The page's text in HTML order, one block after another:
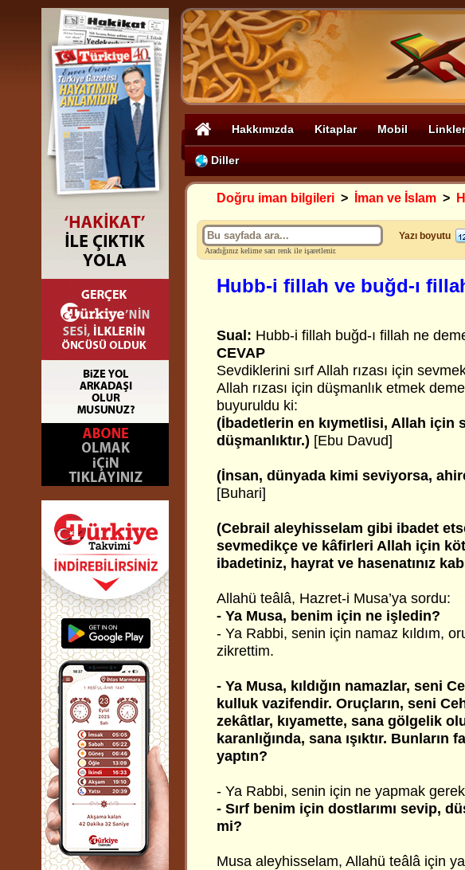
Hakkımızda Kitaplar Mobil Linkler
Diller
Doğru iman bilgileri > İman ve İslam >
Aradığınız kelime sarı renk ile işaretlenir.
Yazı boyutu
Hubb-i fillah ve buğd-ı
Sual: Hubb-i fillah buğd-ı fillah ne
CEVAP
Sevdiklerini sırf Allah rızası için
Allah rızası için düşmanlık etmek
buyuruldu ki:
(İbadetlerin en kıymetlisi, Allah için
düşmanlıktır.) [Ebu Davud]
(İnsan, dünyada kimi seviyorsa,
[Buhari]
(Cebrail aleyhisselam gibi ibadet
sevmedikçe ve kâfirleri Allah için
ibadetiniz, hayrat ve hasenatınız
Allahü teâlâ, Hazret-i Musa’ya sordu:
- Ya Musa, benim için ne işledin?
- Ya Rabbi, senin için namaz kıldım,
zikrettim.
- Ya Musa, kıldığın namazlar, seni
kulluk vazifendir. Oruçların, seni
zekâtlar, kıyamette, sana gölgelik
karanlığında, sana ışıktır. Bunların
yaptın?
- Ya Rabbi, senin için ne yapmak
- Sırf benim için dostlarımı sevip,
mi?
Musa aleyhisselam, Allahü teâlâ için